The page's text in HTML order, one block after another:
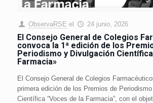
ObservaRSE el 24 junio, 2026
El Consejo General de Colegios
convoca la 1ª edición de los
Periodismo y Divulgación
Farmacia»
El Consejo General de Colegios
primera edición de los Premios de
Científica “Voces de la Farmacia”, con el